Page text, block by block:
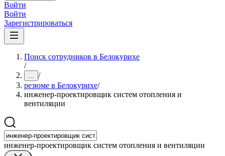
Войти
Войти
Зарегистрироваться
Поиск сотрудников в Белокурихе
/
... /
резюме в Белокурихе/
инженер-проектировщик систем отопления и
вентиляции
инженер-проектировщик систем отопления и вентиляции